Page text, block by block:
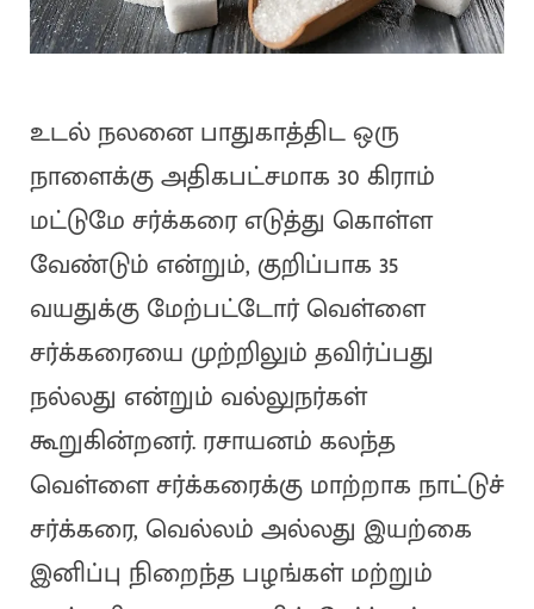
உடல் நலனை பாதுகாத்திட ஒரு
நாளைக்கு அதிகபட்சமாக 30 கிராம்
மட்டுமே சர்க்கரை எடுத்து கொள்ள
வேண்டும் என்றும், குறிப்பாக 35
வயதுக்கு மேற்பட்டோர் வெள்ளை
சர்க்கரையை முற்றிலும் தவிர்ப்பது
நல்லது என்றும் வல்லுநர்கள்
கூறுகின்றனர். ரசாயனம் கலந்த
வெள்ளை சர்க்கரைக்கு மாற்றாக நாட்டுச்
சர்க்கரை, வெல்லம் அல்லது இயற்கை
இனிப்பு நிறைந்த பழங்கள் மற்றும்